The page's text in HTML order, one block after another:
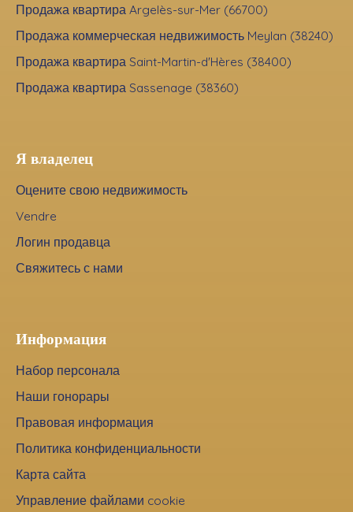
Продажа квартира Argelès-sur-Mer (66700)
Продажа коммерческая недвижимость Meylan (38240)
Продажа квартира Saint-Martin-d'Hères (38400)
Продажа квартира Sassenage (38360)
Я владелец
Оцените свою недвижимость
Vendre
Логин продавца
Свяжитесь с нами
Информация
Набор персонала
Наши гонорары
Правовая информация
Политика конфиденциальности
Карта сайта
Управление файлами cookie